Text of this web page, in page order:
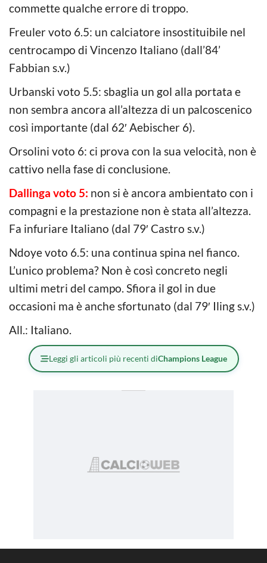
commette qualche errore di troppo.
Freuler voto 6.5: un calciatore insostituibile nel
centrocampo di Vincenzo Italiano (dall’84’
Fabbian s.v.)
Urbanski voto 5.5: sbaglia un gol alla portata e
non sembra ancora all’altezza di un palcoscenico
così importante (dal 62′ Aebischer 6).
Orsolini voto 6: ci prova con la sua velocità, non è
cattivo nella fase di conclusione.
Dallinga voto 5: non si è ancora ambientato con i
compagni e la prestazione non è stata all’altezza.
Fa infuriare Italiano (dal 79′ Castro s.v.)
Ndoye voto 6.5: una continua spina nel fianco.
L’unico problema? Non è così concreto negli
ultimi metri del campo. Sfiora il gol in due
occasioni ma è anche sfortunato (dal 79′ Iling s.v.)
All.: Italiano.
Leggi gli articoli più recenti diChampions League